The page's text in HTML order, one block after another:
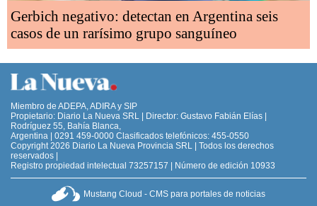
Gerbich negativo: detectan en Argentina seis
casos de un rarísimo grupo sanguíneo
Miembro de ADEPA, ADIRA y SIP
Propietario: Diario La Nueva SRL | Director: Gustavo Fabián Elías |
Rodríguez 55, Bahía Blanca,
Argentina | 0291 459-0000 Clasificados telefónicos: 455-0550
Copyright 2026 Diario La Nueva Provincia SRL | Todos los derechos
reservados |
Registro propiedad intelectual 73257157 | Número de edición 10933
Mustang Cloud - CMS para portales de noticias